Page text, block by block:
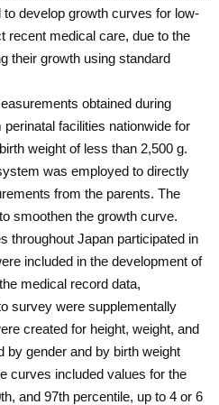
develop growth curves for low-
recent medical care, due to the
their growth using standard
obtained during
facilities nationwide for
weight of less than 2,500 g.
was employed to directly
from the parents. The
smoothen the growth curve.
throughout Japan participated in
included in the development of
medical record data,
survey were supplementally
created for height, weight, and
by gender and by birth weight
curves included values for the
and 97th percentile, up to 4 or 6